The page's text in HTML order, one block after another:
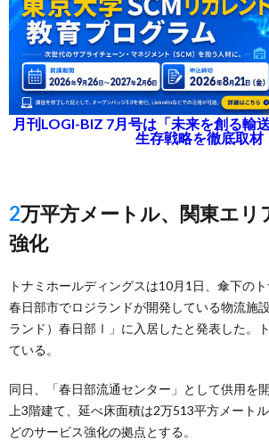
月刊LOGI-BIZ 7月号は「未来を創る輸
生存戦略を徹底取材
2万平方メートル、関東エリアの3PLなど
強化
トナミホールディングスは10月1日、傘下の
春日部市でロジランドが開発している物流施
ランド）春日部Ⅰ」に入居したと発表した。
ている。
同日、「春日部流通センター」として供用を
上3階建て、延べ床面積は2万513平方メート
どのサービス強化の拠点とする。